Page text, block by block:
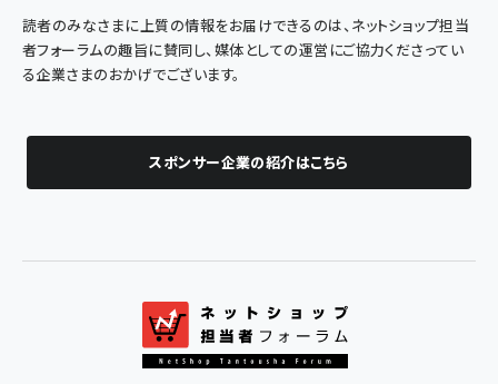
読者のみなさまに上質の情報をお届けできるのは、ネットショップ担当
者フォーラムの趣旨に賛同し、媒体としての運営にご協力くださってい
る企業さまのおかげでございます。
スポンサー企業の紹介はこちら